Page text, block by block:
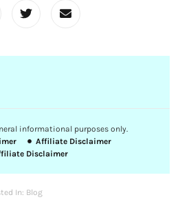
informational purposes only.
Affiliate Disclaimer
Disclaimer
In: Blog